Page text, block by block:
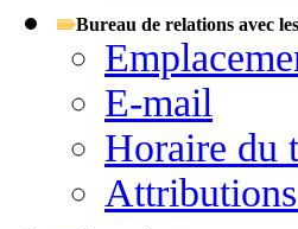
Bureau de relations avec
E-mail
Horaire du